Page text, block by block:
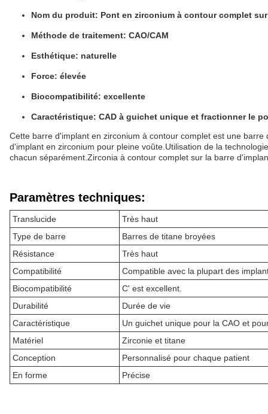
Nom du produit: Pont en zirconium à contour complet
Méthode de traitement: CAO/CAM
Esthétique: naturelle
Force: élevée
Biocompatibilité: excellente
Caractéristique: CAD à guichet unique et fractionner le
Cette barre d'implant en zirconium à contour complet est une
d'implant en zirconium pour pleine voûte.Utilisation de la
chacun séparément. Zirconia à contour complet sur la barre
Paramètres techniques:
Translucide
Très haut
Type de barre
Barres de titane broyées
Résistance
Très haut
Compatibilité
Compatible avec la plupart des
Biocompatibilité
C' est excellent.
Durabilité
Durée de vie
Caractéristique
Un guichet unique pour la CAO et
Matériel
Zirconie et titane
Conception
Personnalisé pour chaque patient
En forme
Précise